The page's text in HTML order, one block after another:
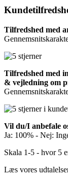
Tilfredshed med
Tilfredshed med
& vejledning om
Vil du/I anbefale
Ja: 100% - Nej:
Skala 1-5 - hvor 5
Læs vores